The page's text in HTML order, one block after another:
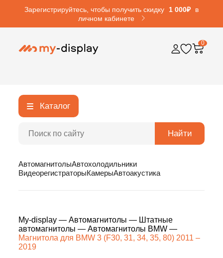
Зарегистрируйтесь, чтобы получить скидку 1 000₽
в
личном кабинете
0
Каталог
Найти
АвтомагнитолыАвтохолодильники
ВидеорегистраторыКамерыАвтоакустика
My-display — Автомагнитолы — Штатные
автомагнитолы — Автомагнитолы BMW —
Магнитола для BMW 3 (F30, 31, 34, 35, 80) 2011 –
2019